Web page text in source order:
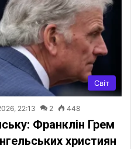
Світ
22:13 2 448
Франклін Грем
християн